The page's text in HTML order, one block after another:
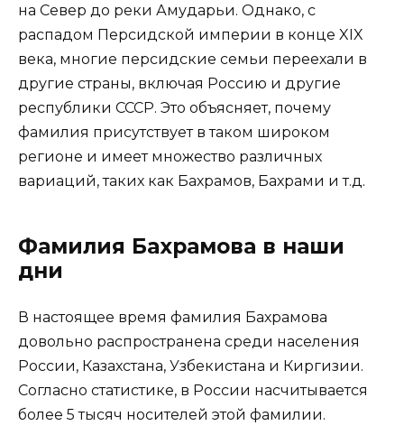
на Север до реки Амударьи. Однако, с
распадом Персидской империи в конце XIX
века, многие персидские семьи переехали в
другие страны, включая Россию и другие
республики СССР. Это объясняет, почему
фамилия присутствует в таком широком
регионе и имеет множество различных
вариаций, таких как Бахрамов, Бахрами и т.д.
Фамилия Бахрамова в наши
дни
В настоящее время фамилия Бахрамова
довольно распространена среди населения
России, Казахстана, Узбекистана и Киргизии.
Согласно статистике, в России насчитывается
более 5 тысяч носителей этой фамилии.